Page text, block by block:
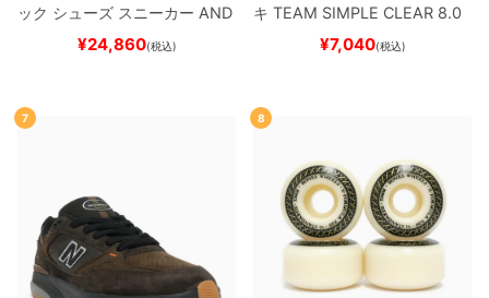
ック シューズ スニーカー AND
REW REYNOLDS 933
BLACK/NAVY
スケートボ
¥24,860(税込)
キ TEAM SIMPLE CLEAR 8.0
ブランク（DSM）
ード スケボー
¥7,040(税込)
7 8